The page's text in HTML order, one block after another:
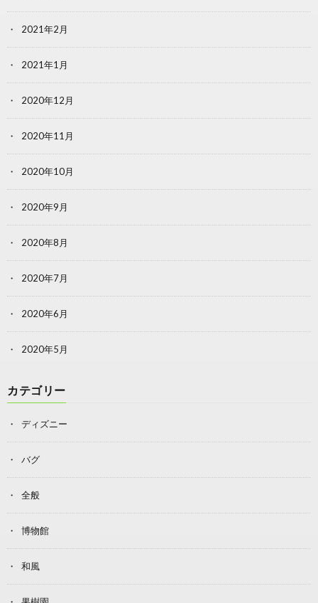
2021年2月
2021年1月
2020年12月
2020年11月
2020年10月
2020年9月
2020年8月
2020年7月
2020年6月
2020年5月
カテゴリー
ディズニー
バグ
全般
博物館
和風